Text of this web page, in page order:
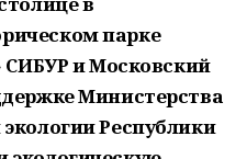
парке
СИБУР и Московский
Министерства
Республики